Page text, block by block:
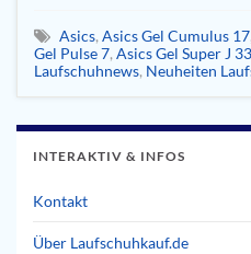
Asics, Asics Gel Cumulus 17
Gel Pulse 7, Asics Gel Super J
Laufschuhnews, Neuheiten
INTERAKTIV & INFOS
Kontakt
Über Laufschuhkauf.de